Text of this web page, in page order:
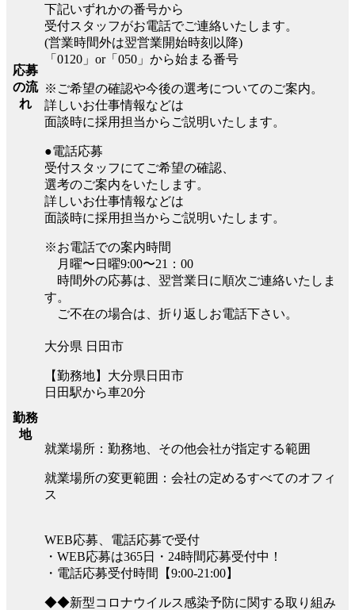
応募
の流
れ
下記いずれかの番号から
受付スタッフがお電話でご連絡いたします。
(営業時間外は翌営業開始時刻以降)
「0120」or「050」から始まる番号
※ご希望の確認や今後の選考についてのご案内。
詳しいお仕事情報などは
面談時に採用担当からご説明いたします。
●電話応募
受付スタッフにてご希望の確認、
選考のご案内をいたします。
詳しいお仕事情報などは
面談時に採用担当からご説明いたします。
※お電話での案内時間
月曜〜日曜9:00〜21：00
時間外の応募は、翌営業日に順次ご連絡いたしま
す。
ご不在の場合は、折り返しお電話下さい。
勤務
地
大分県 日田市
【勤務地】大分県日田市
日田駅から車20分
就業場所：勤務地、その他会社が指定する範囲
就業場所の変更範囲：会社の定めるすべてのオフィ
ス
WEB応募、電話応募で受付
・WEB応募は365日・24時間応募受付中！
・電話応募受付時間【9:00-21:00】
◆◆新型コロナウイルス感染予防に関する取り組み